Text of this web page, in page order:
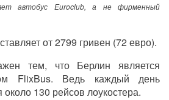
автобус Euroclub, а не фирменный
от 2799 гривен (72 евро).
тем, что Берлин является
FlixBus. Ведь каждый день
130 рейсов лоукостера.